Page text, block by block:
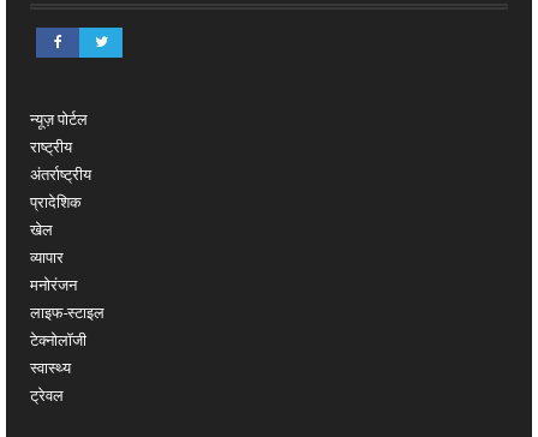
न्यूज़ पोर्टल
राष्ट्रीय
अंतर्राष्ट्रीय
प्रादेशिक
खेल
व्यापार
मनोरंजन
लाइफ-स्टाइल
टेक्नोलॉजी
स्वास्थ्य
ट्रेवल